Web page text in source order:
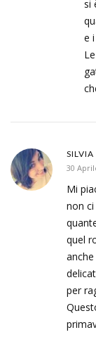
si
e
SILVIA
30
Mi
non
quel
per